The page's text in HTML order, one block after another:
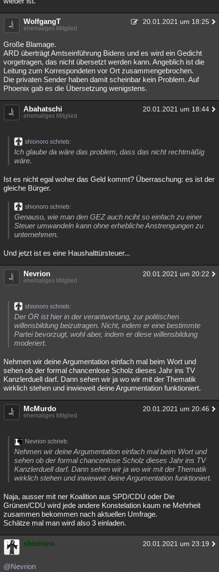
WolfgangT 20.01.2021 um 18:25
ehemaliges Mitglied
Große Blamage.
ARD überträgt Amtseinführung Bidens und es wird ein Gedicht
vorgetragen, das nicht übersetzt werden kann. Angeblich ist die
Leitung zum Korrespondeten vor Ort zusammengebrochen.
Die privaten Sender haben damit scheinbar kein Problem. Auf
Phoenix gab es die Übersetzung wenigstens.
Abahatschi 20.01.2021 um 18:44
ehemaliges Mitglied
shionoro schrieb:
Ich glaube da wäre das problem, dass das nicht rechtmäßig
wäre.
Ist es nicht egal woher das Geld kommt? Überraschung: es ist der
gleiche Bürger.
shionoro schrieb:
Genauso, wie man den GEZ auch nciht so einfach zu einer
Steuer umwandeln kann ohne erhebliche Anstrengungen zu
unternehmen.
Und jetzt ist es eine Haushalttürsteuer...
Nevrion 20.01.2021 um 20:22
ehemaliges Mitglied
shionoro schrieb:
Der ÖR ist hier in der verantwortung, zur politischen
willensbildung beizutragen. Nicht, indem er eine bestimmte
Partei bevorzugt, wohl aber, indem er diese willensbildung
moderiert.
Nehmen wir deine Argumentation einfach mal beim Wort und
sehen ob der formal chancenlose Scholz dieses Jahr ins TV
Kanzlerduell darf. Dann sehen wir ja wo wir mit der Thematik
wirklich stehen und inwieweit deine Argumentation funktioniert.
McMurdo 20.01.2021 um 20:46
ehemaliges Mitglied
Nevrion schrieb:
Nehmen wir deine Argumentation einfach mal beim Wort und
sehen ob der formal chancenlose Scholz dieses Jahr ins TV
Kanzlerduell darf. Dann sehen wir ja wo wir mit der Thematik
wirklich stehen und inwieweit deine Argumentation funktioniert.
Naja, ausser mit ner Koalition aus SPD/CDU oder Die
Grünen/CDU wird jede andere Konstelation kaum ne Mehrheit
zusammen bekommen nach aktuellen Umfrage.
Schätze mal man wird also 3 einladen.
shionoro 20.01.2021 um 23:19
@Nevrion